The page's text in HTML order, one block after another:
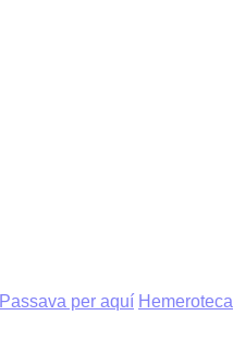
Passava per aquí Hemeroteca